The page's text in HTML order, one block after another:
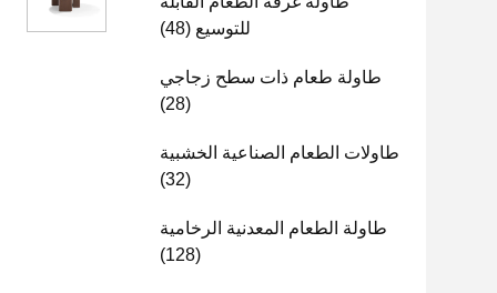
للتوسيع (48)
طاولة طعام ذات سطح زجاجي
(28)
طاولات الطعام الصناعية الخشبية
(32)
طاولة الطعام المعدنية الرخامية
(128)